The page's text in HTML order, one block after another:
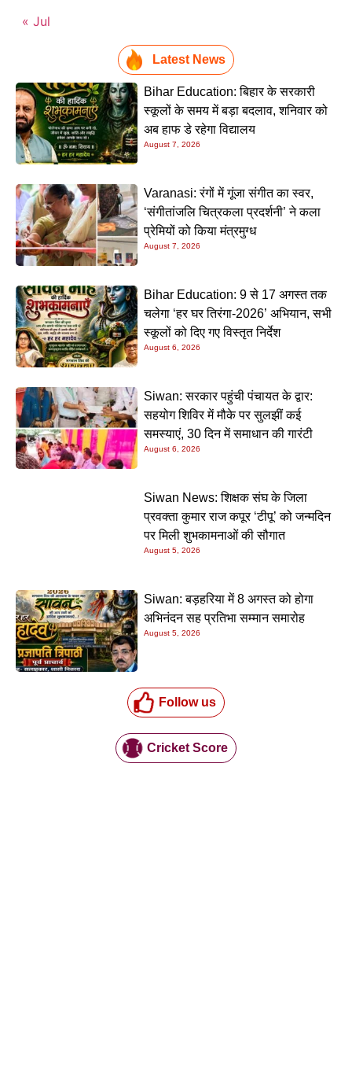
« Jul
Latest News
Bihar Education: बिहार के सरकारी
स्कूलों के समय में बड़ा बदलाव, शनिवार को
अब हाफ डे रहेगा विद्यालय
August 7, 2026
Varanasi: रंगों में गूंजा संगीत का स्वर,
‘संगीतांजलि चित्रकला प्रदर्शनी’ ने कला
प्रेमियों को किया मंत्रमुग्ध
August 7, 2026
Bihar Education: 9 से 17 अगस्त तक
चलेगा ‘हर घर तिरंगा-2026’ अभियान, सभी
स्कूलों को दिए गए विस्तृत निर्देश
August 6, 2026
Siwan: सरकार पहुंची पंचायत के द्वार:
सहयोग शिविर में मौके पर सुलझीं कई
समस्याएं, 30 दिन में समाधान की गारंटी
August 6, 2026
Siwan News: शिक्षक संघ के जिला
प्रवक्ता कुमार राज कपूर ‘टीपू’ को जन्मदिन
पर मिली शुभकामनाओं की सौगात
August 5, 2026
Siwan: बड़हरिया में 8 अगस्त को होगा
अभिनंदन सह प्रतिभा सम्मान समारोह
August 5, 2026
Follow us
Cricket Score